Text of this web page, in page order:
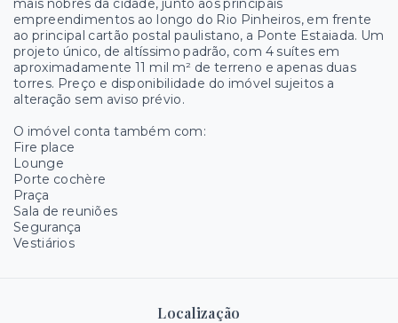
mais nobres da cidade, junto aos principais
empreendimentos ao longo do Rio Pinheiros, em frente
ao principal cartão postal paulistano, a Ponte Estaiada. Um
projeto único, de altíssimo padrão, com 4 suítes em
aproximadamente 11 mil m² de terreno e apenas duas
torres. Preço e disponibilidade do imóvel sujeitos a
alteração sem aviso prévio.
O imóvel conta também com:
Fire place
Lounge
Porte cochère
Praça
Sala de reuniões
Segurança
Vestiários
Localização